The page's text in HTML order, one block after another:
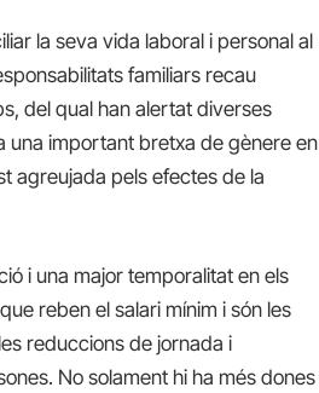
la seva vida laboral i personal al
familiars recau
del qual han alertat diverses
una important bretxa de gènere en
agreujada pels efectes de la
i una major temporalitat en els
reben el salari mínim i són les
reduccions de jornada i
No solament hi ha més dones